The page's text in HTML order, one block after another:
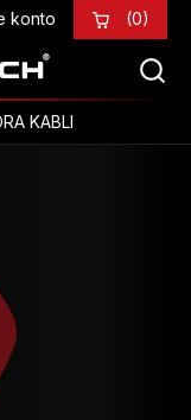
konto (0)
KABLI